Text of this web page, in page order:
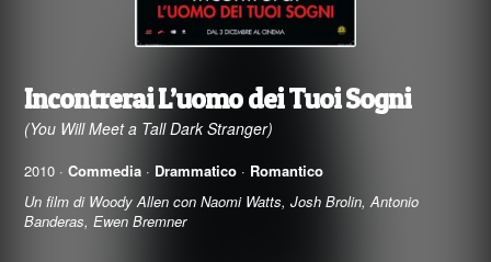
Incontrerai L’uomo dei Tuoi Sogni
(You Will Meet a Tall Dark Stranger)
2010 · Commedia · Drammatico · Romantico
Un film di Woody Allen con Naomi Watts, Josh Brolin, Antonio
Banderas, Ewen Bremner